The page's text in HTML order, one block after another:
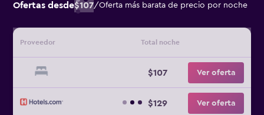
Ofertas desde$107/Oferta más barata de precio por noche
Proveedor Total noche
$107 Ver oferta
$129 Ver oferta